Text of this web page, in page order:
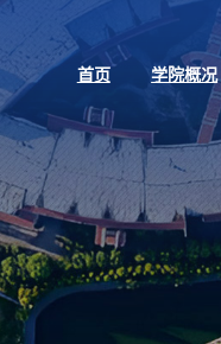
首页 学院概况